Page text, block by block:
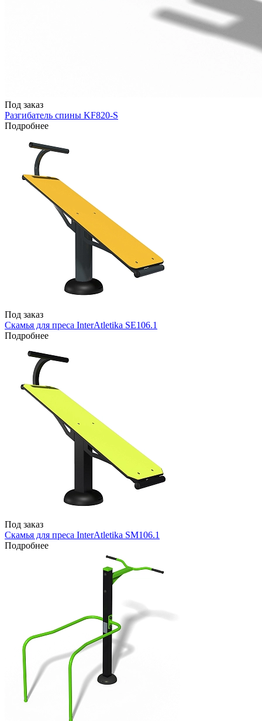
Под заказ
Разгибатель спины KF820-S
Подробнее
Под заказ
Скамья для преса InterAtletika SE106.1
Подробнее
Под заказ
Скамья для преса InterAtletika SM106.1
Подробнее